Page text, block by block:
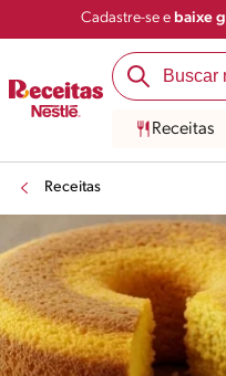
Cadastre-se e baixe
Receitas
Receitas
Salvar